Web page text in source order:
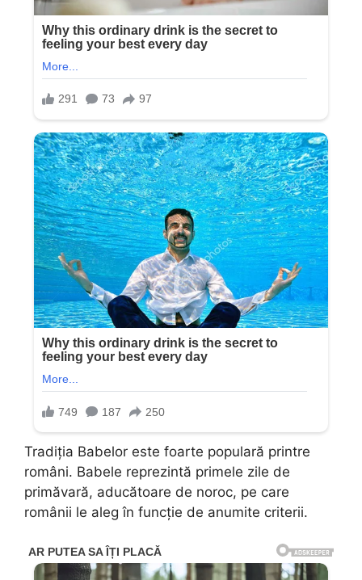
Tradiția Babelor este foarte populară printre
români. Babele reprezintă primele zile de
primăvară, aducătoare de noroc, pe care
românii le aleg în funcție de anumite criterii.